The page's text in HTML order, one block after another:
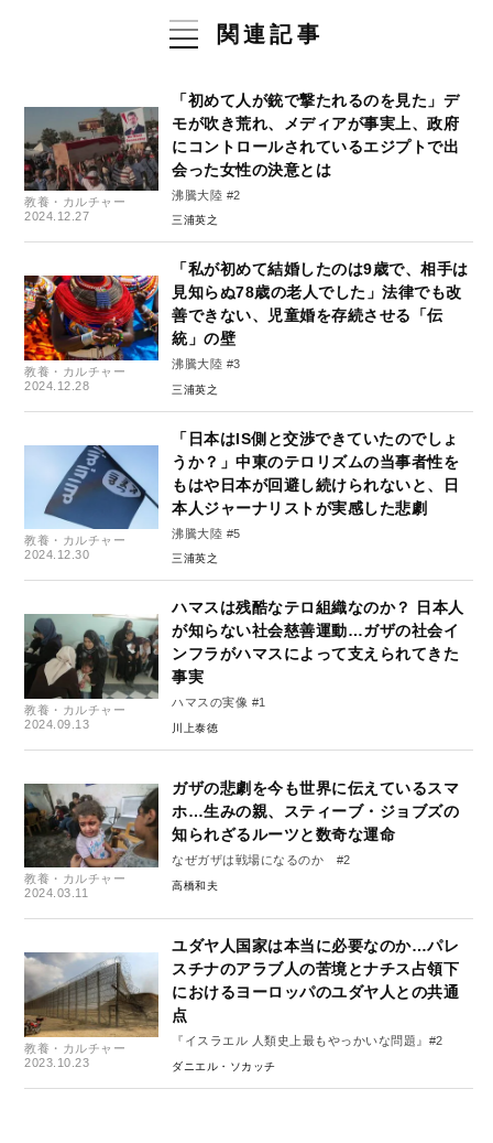
関連記事
教養・カルチャー
2024.12.27
「初めて人が銃で撃たれるのを見た」デ
モが吹き荒れ、メディアが事実上、政府
にコントロールされているエジプトで出
会った女性の決意とは
沸騰大陸 #2
三浦英之
教養・カルチャー
2024.12.28
「私が初めて結婚したのは9歳で、相手は
見知らぬ78歳の老人でした」法律でも改
善できない、児童婚を存続させる「伝
統」の壁
沸騰大陸 #3
三浦英之
教養・カルチャー
2024.12.30
「日本はIS側と交渉できていたのでしょ
うか？」中東のテロリズムの当事者性を
もはや日本が回避し続けられないと、日
本人ジャーナリストが実感した悲劇
沸騰大陸 #5
三浦英之
教養・カルチャー
2024.09.13
ハマスは残酷なテロ組織なのか？ 日本人
が知らない社会慈善運動…ガザの社会イ
ンフラがハマスによって支えられてきた
事実
ハマスの実像 #1
川上泰徳
教養・カルチャー
2024.03.11
ガザの悲劇を今も世界に伝えているスマ
ホ…生みの親、スティーブ・ジョブズの
知られざるルーツと数奇な運命
なぜガザは戦場になるのか #2
高橋和夫
教養・カルチャー
2023.10.23
ユダヤ人国家は本当に必要なのか…パレ
スチナのアラブ人の苦境とナチス占領下
におけるヨーロッパのユダヤ人との共通
点
『イスラエル 人類史上最もやっかいな問題』#2
ダニエル・ソカッチ